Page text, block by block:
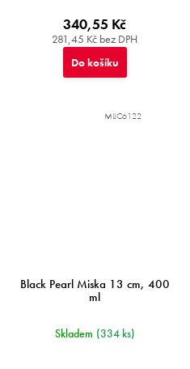
281,45 Kč bez DPH
340,55 Kč
Do košíku
Black Pearl Miska 13 cm, 400
ml
Skladem (334 ks)
MIJC6122